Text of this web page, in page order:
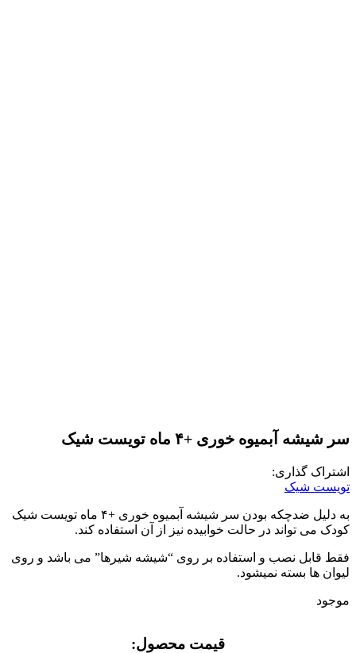
سر شیشه آبمیوه خوری +۴ ماه تویست شیک
اشتراک گذاری:
تویست شیک
به دلیل ضدچکه بودن سر شیشه آبمیوه خوری +۴ ماه تویست شیک
کودک می تواند در حالت خوابیده نیز از آن استفاده کند.
فقط قابل نصب و استفاده بر روی “شیشه شیرها” می باشد و روی
لیوان ها بسته نمیشود.
موجود
قیمت محصول:​